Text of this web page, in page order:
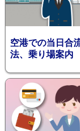
空港での当日合
法、乗り場案内